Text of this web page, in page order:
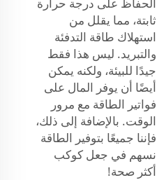
ثابتة، مما يقلل من
استهلاك طاقة التدفئة
والتبريد. ليس هذا فقط
جيدًا للبيئة، ولكنه يمكن
أيضًا أن يوفر المال على
فواتير الطاقة مع مرور
الوقت. بالإضافة إلى ذلك،
فإننا جميعًا بتوفير الطاقة
نسهم في جعل كوكب
أكثر صحة!